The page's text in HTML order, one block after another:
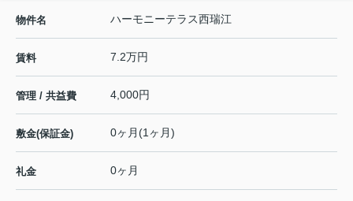
物件名 ハーモニーテラス西瑞江
賃料 7.2万円
管理 / 共益費 4,000円
敷金(保証金) 0ヶ月(1ヶ月)
礼金 0ヶ月